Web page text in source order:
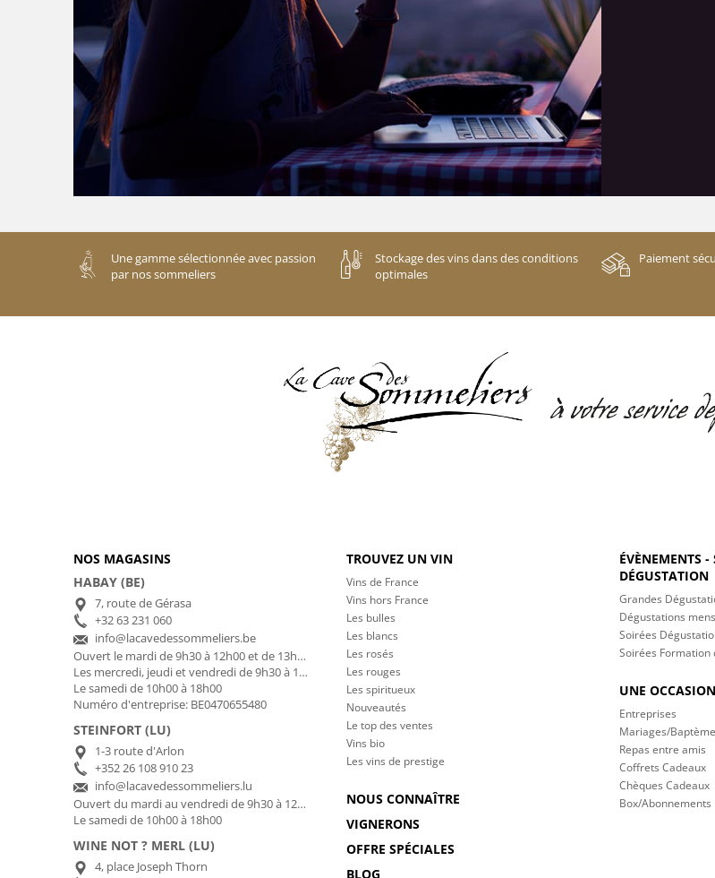
Une gamme sélectionnée avec passion
par nos sommeliers
Stockage des vins dans des conditions
optimales
Paiement
NOS MAGASINS
HABAY (BE)
7, route de Gérasa
+32 63 231 060
info@lacavedessommeliers.be
Ouvert le mardi de 9h30 à 12h00 et de 13h00 à 17h00
Les mercredi, jeudi et vendredi de 9h30 à 12h00 et de 13h00 à 18h30
Le samedi de 10h00 à 18h00
Numéro d'entreprise: BE0470655480
STEINFORT (LU)
1-3 route d'Arlon
+352 26 108 910 23
info@lacavedessommeliers.lu
Ouvert du mardi au vendredi de 9h30 à 12h00 et de 13h00 à 18h30
Le samedi de 10h00 à 18h00
WINE NOT ? MERL (LU)
4, place Joseph Thorn
TROUVEZ UN VIN
Vins de France
Vins hors France
Les bulles
Les blancs
Les rosés
Les rouges
Les spiritueux
Nouveautés
Le top des ventes
Vins bio
Les vins de prestige
NOUS CONNAÎTRE
VIGNERONS
OFFRE SPÉCIALES
BLOG
ÉVÈNEMENTS -
DÉGUSTATION
Grandes
Dégustations
Soirées
Soirées Formation
UNE
Entreprises
Mariages/
Repas entre amis
Coffrets Cadeaux
Chèques Cadeaux
Box/Abonnements